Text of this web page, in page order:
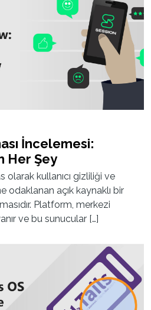
İncelemesi:
Her Şey
olarak kullanıcı gizliliği ve
odaklanan açık kaynaklı bir
Platform, merkezi
ve bu sunucular […]